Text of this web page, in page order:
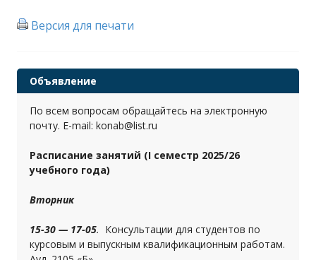
Версия для печати
Объявление
По всем вопросам обращайтесь на электронную
почту. E-mail: konab@list.ru
Расписание занятий (I семестр 2025/26
учебного года)
Вторник
15-30 — 17-05. Консультации для студентов по
курсовым и выпускным квалификационным работам.